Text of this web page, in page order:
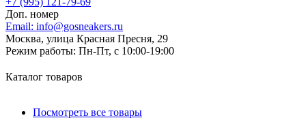
Доп. номер
Email: info@gosneakers.ru
Москва, улица Красная Пресня, 29
Режим работы: Пн-Пт, с 10:00-19:00
Каталог товаров
Посмотреть все товары